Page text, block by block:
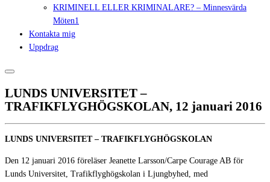
KRIMINELL ELLER KRIMINALARE? – Minnesvärda
Möten1
Kontakta mig
Uppdrag
LUNDS UNIVERSITET –
TRAFIKFLYGHÖGSKOLAN, 12 januari 2016
LUNDS UNIVERSITET – TRAFIKFLYGHÖGSKOLAN
Den 12 januari 2016 föreläser Jeanette Larsson/Carpe Courage AB för
Lunds Universitet, Trafikflyghögskolan i Ljungbyhed, med